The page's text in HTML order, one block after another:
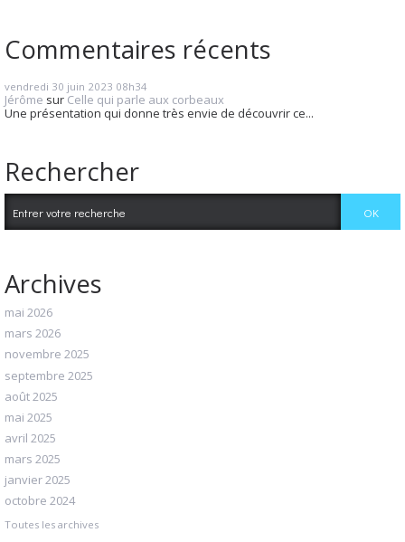
Commentaires récents
vendredi 30 juin 2023 08h34
Jérôme sur Celle qui parle aux corbeaux
Une présentation qui donne très envie de découvrir ce...
Rechercher
Archives
mai 2026
mars 2026
novembre 2025
septembre 2025
août 2025
mai 2025
avril 2025
mars 2025
janvier 2025
octobre 2024
Toutes les archives